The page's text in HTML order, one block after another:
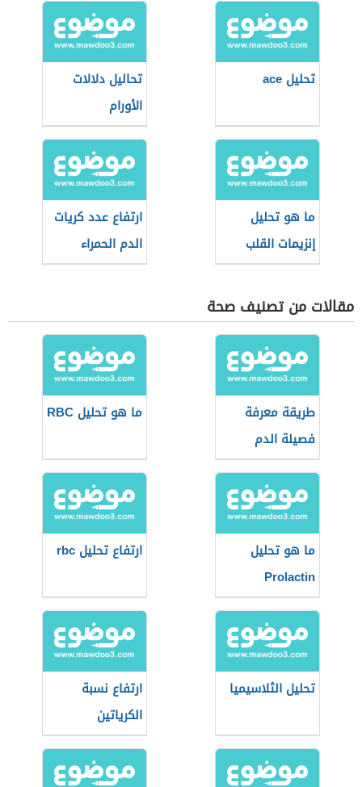
تحليل ace
تحاليل دلالات
الأورام
ما هو تحليل
إنزيمات القلب
ارتفاع عدد كريات
الدم الحمراء
مقالات من تصنيف صحة
طريقة معرفة
فصيلة الدم
ما هو تحليل RBC
ما هو تحليل
Prolactin
ارتفاع تحليل rbc
تحليل الثلاسيميا
ارتفاع نسبة
الكرياتين